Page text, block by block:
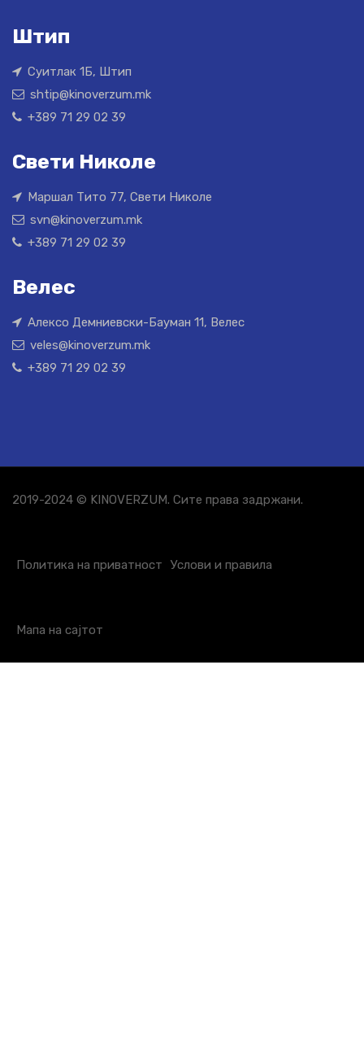
Штип
Суитлак 1Б, Штип
shtip@kinoverzum.mk
+389 71 29 02 39
Свети Николе
Маршал Тито 77, Свети Николе
svn@kinoverzum.mk
+389 71 29 02 39
Велес
Алексо Демниевски-Бауман 11, Велес
veles@kinoverzum.mk
+389 71 29 02 39
2019-2024 © KINOVERZUM. Сите права задржани.
Политика на приватност Услови и правила
Мапа на сајтот